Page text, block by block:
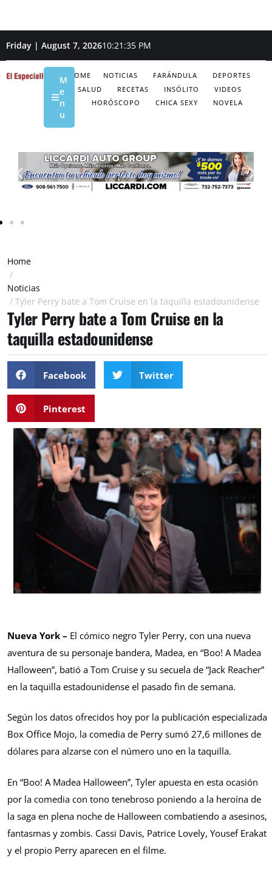
Friday | August 7, 202610:21:37 PM
HOME NOTICIAS FARÁNDULA
DEPORTES
SALUD
RECETAS INSÓLITO
VIDEOS
HORÓSCOPO
CHICA SEXY NOVELA
M
e
n
u
Home
/
Noticias
/ Tyler Perry bate a Tom Cruise en la taquilla estadounidense
Tyler Perry bate a Tom Cruise en la
taquilla estadounidense
Facebook Twitter
Pinterest
Nueva York – El cómico negro Tyler Perry, con una nueva
aventura de su personaje bandera, Madea, en “Boo! A Madea
Halloween”, batió a Tom Cruise y su secuela de “Jack Reacher”
en la taquilla estadounidense el pasado fin de semana.
Según los datos ofrecidos hoy por la publicación especializada
Box Office Mojo, la comedia de Perry sumó 27,6 millones de
dólares para alzarse con el número uno en la taquilla.
En “Boo! A Madea Halloween”, Tyler apuesta en esta ocasión
por la comedia con tono tenebroso poniendo a la heroína de
la saga en plena noche de Halloween combatiendo a asesinos,
fantasmas y zombis. Cassi Davis, Patrice Lovely, Yousef Erakat
y el propio Perry aparecen en el filme.